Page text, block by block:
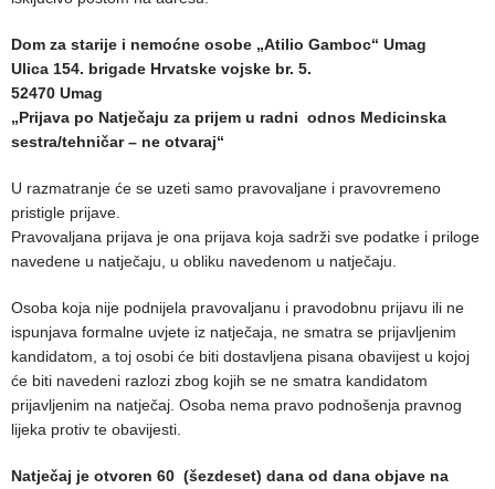
Dom za starije i nemoćne osobe „Atilio Gamboc“ Umag
Ulica 154. brigade Hrvatske vojske br. 5.
52470 Umag
„Prijava po Natječaju za prijem u radni odnos Medicinska
sestra/tehničar – ne otvaraj“
U razmatranje će se uzeti samo pravovaljane i pravovremeno
pristigle prijave.
Pravovaljana prijava je ona prijava koja sadrži sve podatke i priloge
navedene u natječaju, u obliku navedenom u natječaju.
Osoba koja nije podnijela pravovaljanu i pravodobnu prijavu ili ne
ispunjava formalne uvjete iz natječaja, ne smatra se prijavljenim
kandidatom, a toj osobi će biti dostavljena pisana obavijest u kojoj
će biti navedeni razlozi zbog kojih se ne smatra kandidatom
prijavljenim na natječaj. Osoba nema pravo podnošenja pravnog
lijeka protiv te obavijesti.
Natječaj je otvoren 60 (šezdeset) dana od dana objave na